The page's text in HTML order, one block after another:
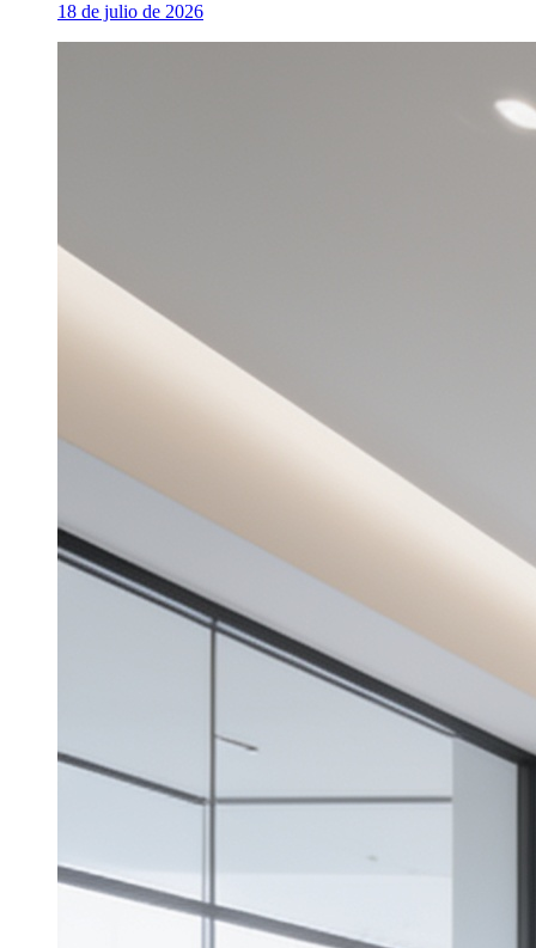
18 de julio de 2026